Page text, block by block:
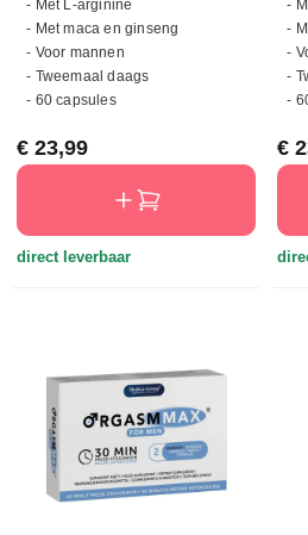
Capsules
- Met L-arginine
- Met maca en ginseng
- Voor mannen
- Tweemaal daags
- 60 capsules
Normale prijs:
€ 23,99
direct leverbaar
-
-
-
-
-
€